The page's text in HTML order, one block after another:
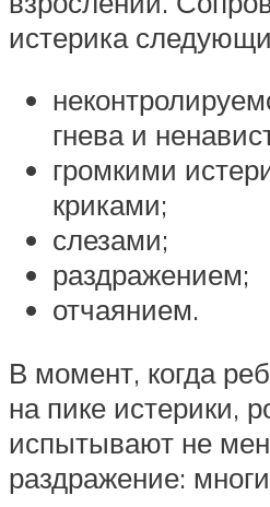
истерика
гнева и
громкими
криками;
слезами;
раздражением;
отчаянием.
В момент, когда
на пике истерики,
испытывают не
раздражение: